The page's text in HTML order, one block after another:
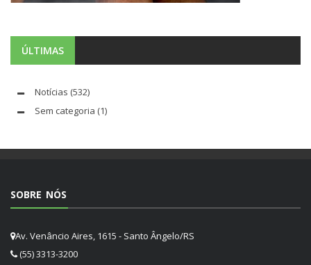
ÚLTIMAS
Notícias (532)
Sem categoria (1)
SOBRE NÓS
Av. Venâncio Aires, 1615 - Santo Ângelo/RS
(55) 3313-3200